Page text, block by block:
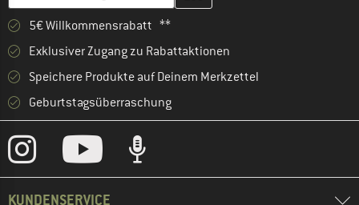
5€ Willkommensrabatt **
Exklusiver Zugang zu Rabattaktionen
Speichere Produkte auf Deinem Merkzettel
Geburtstagsüberraschung
KUNDENSERVICE